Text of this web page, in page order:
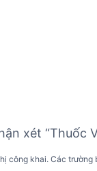
xét “Thuốc
công khai. Các trường